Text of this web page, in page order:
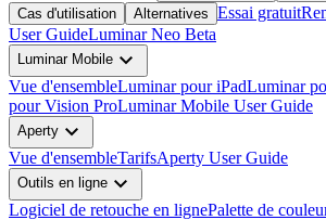
Cas d'utilisation
Alternatives Essai gratuit
User GuideLuminar Neo Beta
Luminar Mobile expand_more
Vue d'ensembleLuminar pour iPadLuminar
pour Vision ProLuminar Mobile User Guide
Aperty expand_more
Vue d'ensembleTarifsAperty User Guide
Outils en ligne expand_more
Logiciel de retouche en lignePalette de